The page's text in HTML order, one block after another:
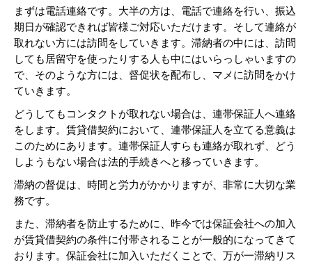
まずは電話連絡です。大半の方は、電話で連絡を行い、振込
期日が確認できれば皆様ご対応いただけます。そして連絡が
取れない方には訪問をしていきます。滞納者の中には、訪問
しても居留守を使ったりする人も中にはいらっしゃいますの
で、そのような方には、督促状を配布し、マメに訪問をかけ
ていきます。
どうしてもコンタクトが取れない場合は、連帯保証人へ連絡
をします。賃貸借契約において、連帯保証人を立てる意義は
このためにあります。連帯保証人すらも連絡が取れず、どう
しようもない場合は法的手続きへと移っていきます。
滞納の督促は、時間と労力がかかりますが、非常に大切な業
務です。
また、滞納者を防止するために、昨今では保証会社への加入
が賃貸借契約の条件に付帯されることが一般的になってきて
おります。保証会社に加入いただくことで、万が一滞納リス